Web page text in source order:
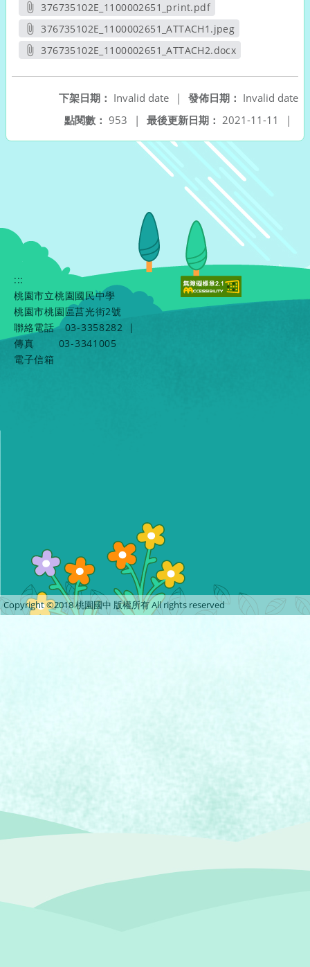
376735102E_1100002651_print.pdf
另開新視窗
376735102E_1100002651_ATTACH1.jpeg
另開新視窗
376735102E_1100002651_ATTACH2.docx
發佈日期： Invalid date
下架日期： Invalid date
|
最後更新日期： 2021-11-11 |
點閱數： 953 |
:::
桃園市立桃園國民中學
桃園市桃園區莒光街2號
聯絡電話
03-3358282
|
傳真
03-3341005
電子信箱
Copyright ©2018 桃園國中 版權所有 All rights reserved